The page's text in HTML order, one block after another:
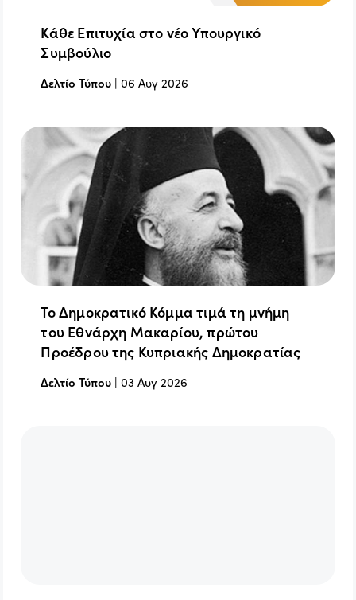
Κάθε Επιτυχία στο νέο Υπουργικό
Συμβούλιο
Δελτίο Τύπου |06 Αυγ 2026
Το Δημοκρατικό Κόμμα τιμά τη μνήμη
του Εθνάρχη Μακαρίου, πρώτου
Προέδρου της Κυπριακής Δημοκρατίας
Δελτίο Τύπου |03 Αυγ 2026